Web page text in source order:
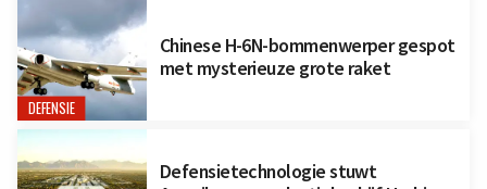
DEFENSIE
Chinese H-6N-bommenwerper gespot
met mysterieuze grote raket
Defensietechnologie stuwt